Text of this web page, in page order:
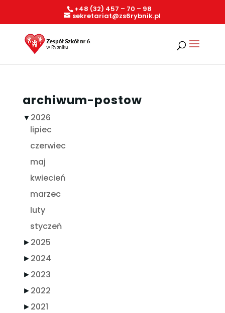
+48 (32) 457 – 70 – 98
sekretariat@zs6rybnik.pl
archiwum-postow
▼2026
lipiec
czerwiec
maj
kwiecień
marzec
luty
styczeń
►2025
►2024
►2023
►2022
►2021